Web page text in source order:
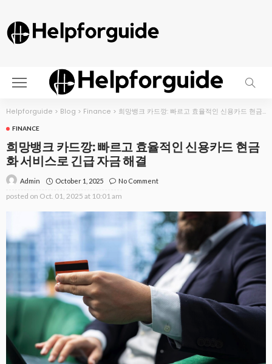
Helpforguide > Blog > Finance > 희망뱅크 카드깡: 빠르고 효율적인 신용카드 현금화 서비스로 긴급 자금 해결
FINANCE
희망뱅크 카드깡: 빠르고 효율적인 신용카드 현금
화 서비스로 긴급 자금 해결
Admin October 1, 2025 No Comment
posted on Oct. 01, 2025 at 10:01 am